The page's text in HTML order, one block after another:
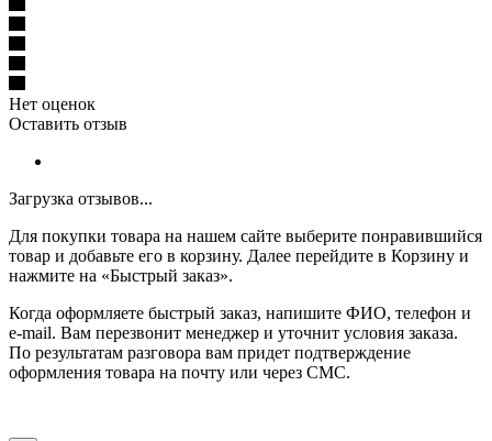
Нет оценок
Оставить отзыв
Загрузка отзывов...
Для покупки товара на нашем сайте выберите понравившийся
товар и добавьте его в корзину. Далее перейдите в Корзину и
нажмите на «Быстрый заказ».
Когда оформляете быстрый заказ, напишите ФИО, телефон и
e-mail. Вам перезвонит менеджер и уточнит условия заказа.
По результатам разговора вам придет подтверждение
оформления товара на почту или через СМС.